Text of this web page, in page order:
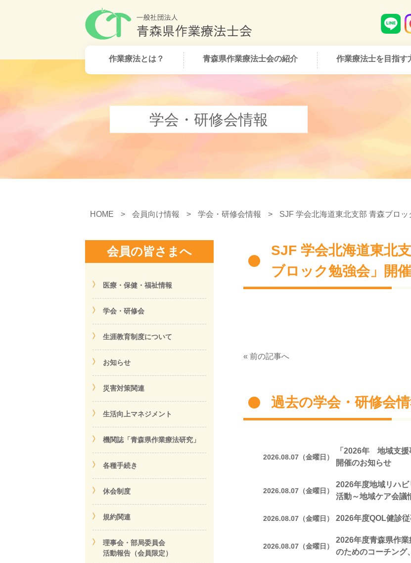
作業療法とは？ 青森県作業療法士会の紹介 作業療法士を目指す
学会・研修会情報
HOME > 会員向け情報 > 学会・研修会情報 > SJF 学会北海道東北支部 ⻘森ブロ
SJF 学会北海道東北
ブロック勉強会」開
« 前の記事へ
過去の学会・研修会
2026.08.07（金曜日）
「2026年 地域支援
開催のお知らせ
2026.08.07（金曜日）
2026年度地域リハ
活動～地域ケア会議
2026.08.07（金曜日） 2026年度QOL健診
2026.08.07（金曜日）
2026年度青森県作
のためのコーチング
会員の皆さまへ
医療・保健・福祉情報
学会・研修会
生涯教育制度について
お知らせ
災害対策関連
生活向上マネジメント
機関誌「青森県作業療法研究」
各種手続き
休会制度
規約関連
理事会・部局委員会
活動報告（会員限定）